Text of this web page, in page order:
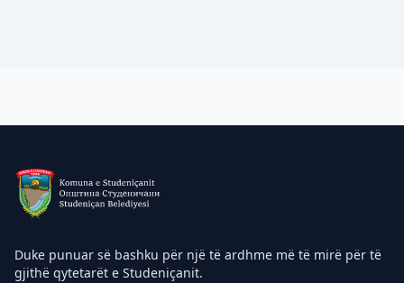
Duke punuar së bashku për një të ardhme më të mirë për të
gjithë qytetarët e Studeniçanit.